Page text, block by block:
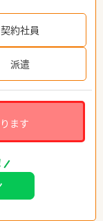
契約社員
派遣
ます